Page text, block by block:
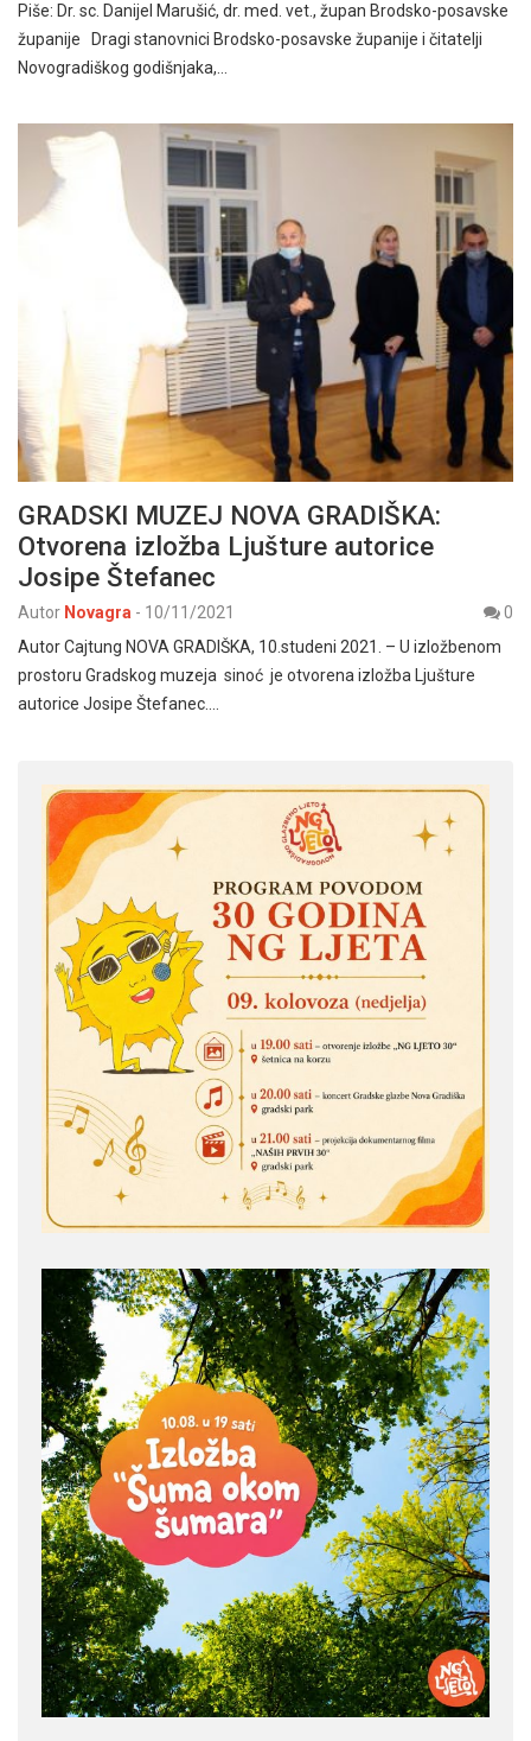
Piše: Dr. sc. Danijel Marušić, dr. med. vet., župan Brodsko-posavske
županije Dragi stanovnici Brodsko-posavske županije i čitatelji
Novogradiškog godišnjaka,…
GRADSKI MUZEJ NOVA GRADIŠKA:
Otvorena izložba Ljušture autorice
Josipe Štefanec
Autor Novagra - 10/11/2021
0
Autor Cajtung NOVA GRADIŠKA, 10.studeni 2021. – U izložbenom
prostoru Gradskog muzeja sinoć je otvorena izložba Ljušture
autorice Josipe Štefanec.…